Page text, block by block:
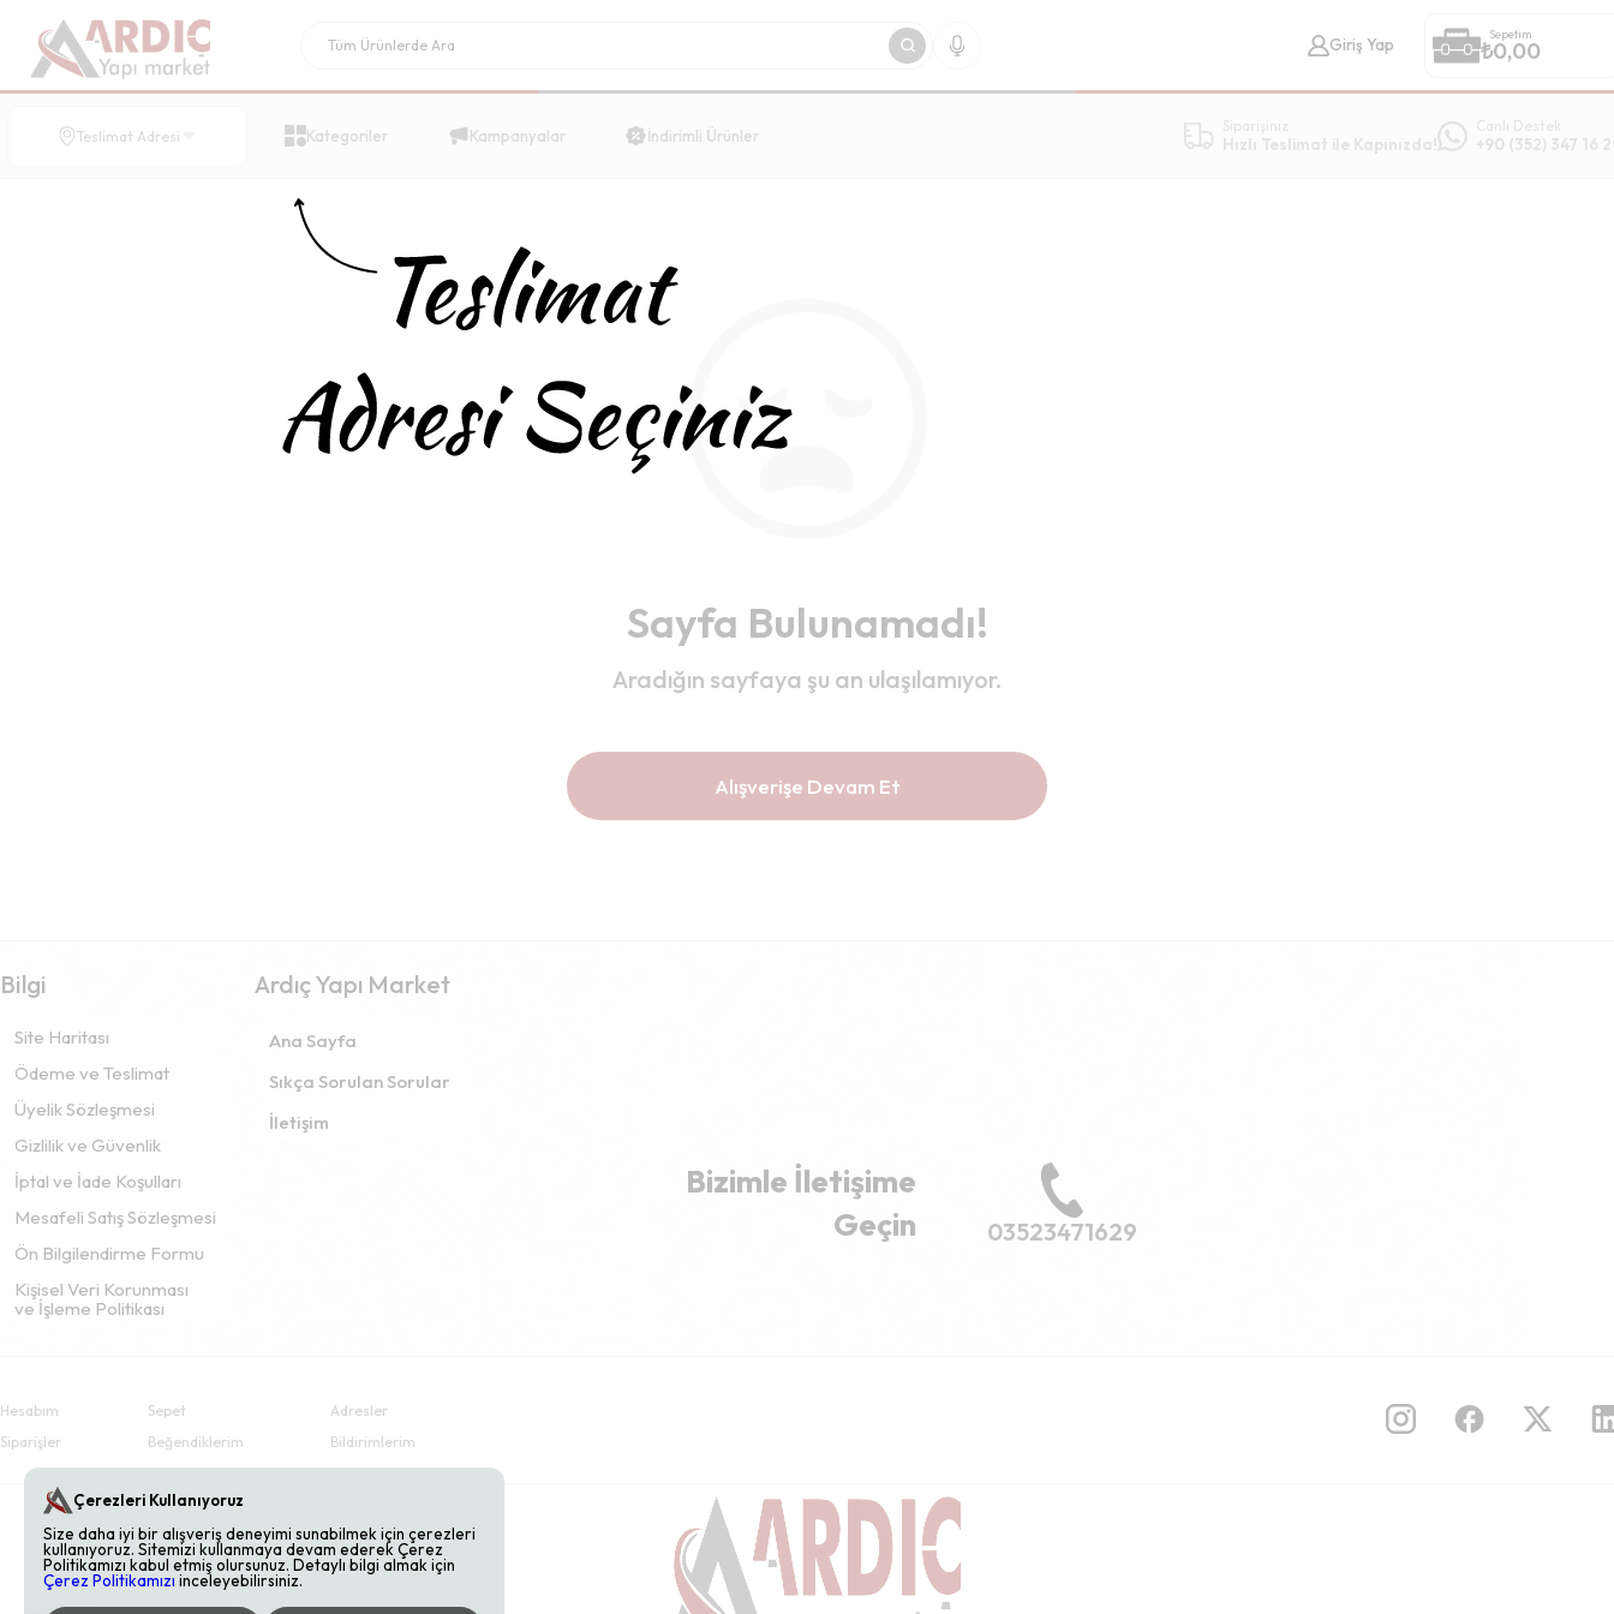
Giriş Yap
Sepetim
₺0,00
Teslimat Adresi Kategoriler Kampanyalar İndirimli Ürünler Siparişiniz
Hızlı Teslimat ile Kapınızda!
Canlı Destek
+90 (352) 347 16
Sayfa Bulunamadı!
Aradığın sayfaya şu an ulaşılamıyor.
Alışverişe Devam Et
Bilgi
Site Haritası
Ödeme ve Teslimat
Üyelik Sözleşmesi
Gizlilik ve Güvenlik
İptal ve İade Koşulları
Mesafeli Satış Sözleşmesi
Ön Bilgilendirme Formu
Kişisel Veri Korunması
ve İşleme Politikası
Ardıç Yapı Market
Ana Sayfa
Sıkça Sorulan Sorular
İletişim
Bizimle İletişime
Geçin
03523471629
Hesabım
Siparişler
Sepet
Beğendiklerim
Adresler
Bildirimlerim
Çerezleri Kullanıyoruz
Size daha iyi bir alışveriş deneyimi sunabilmek için çerezleri
kullanıyoruz. Sitemizi kullanmaya devam ederek Çerez
Politikamızı kabul etmiş olursunuz. Detaylı bilgi almak için
Çerez Politikamızı inceleyebilirsiniz.